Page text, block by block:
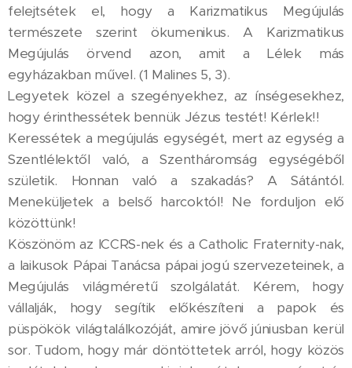
felejtsétek el, hogy a Karizmatikus Megújulás
természete szerint ökumenikus. A Karizmatikus
Megújulás örvend azon, amit a Lélek más
egyházakban művel. (1 Malines 5, 3).
Legyetek közel a szegényekhez, az ínségesekhez,
hogy érinthessétek bennük Jézus testét! Kérlek!!
Keressétek a megújulás egységét, mert az egység a
Szentlélektől való, a Szentháromság egységéből
születik. Honnan való a szakadás? A Sátántól.
Meneküljetek a belső harcoktól! Ne forduljon elő
közöttünk!
Köszönöm az ICCRS-nek és a Catholic Fraternity-nak,
a laikusok Pápai Tanácsa pápai jogú szervezeteinek, a
Megújulás világméretű szolgálatát. Kérem, hogy
vállalják, hogy segítik előkészíteni a papok és
püspökök világtalálkozóját, amire jövő júniusban kerül
sor. Tudom, hogy már döntöttetek arról, hogy közös